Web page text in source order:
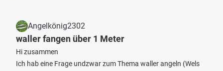
Angelkönig2302
waller fangen über 1 Meter
Hi zusammen
Ich hab eine Frage undzwar zum Thema waller angeln (Wels